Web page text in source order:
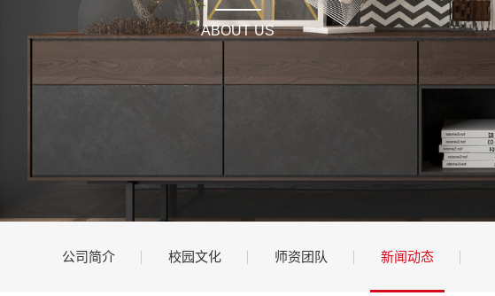
ABOUT US
公司简介 校园文化 师资团队 新闻动态